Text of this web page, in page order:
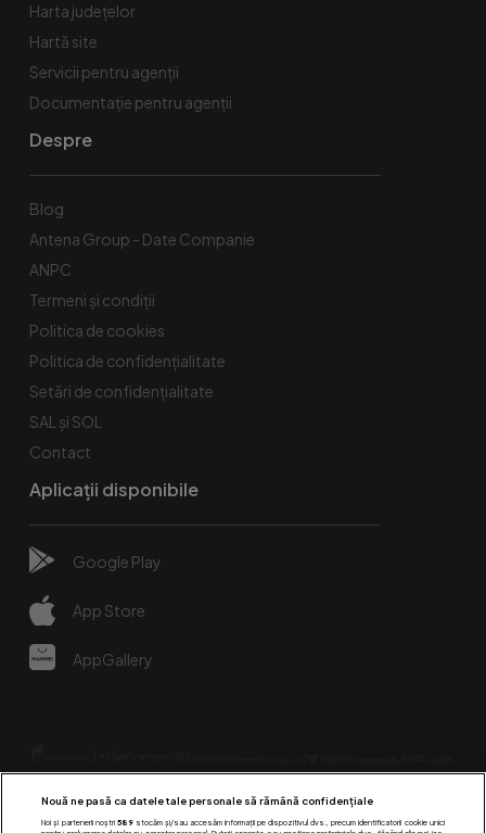
Harta județelor
Hartă site
Servicii pentru agenții
Documentație pentru agenții
Despre
Blog
Antena Group - Date Companie
ANPC
Termeni și condiții
Politica de cookies
Politica de confidențialitate
Setări de confidențialitate
SAL și SOL
Contact
Aplicații disponibile
Google Play
App Store
AppGallery
Nouă ne pasă ca datele tale personale să rămână confidențiale
Noi și partenerii noștri 589stocăm și/sau accesăm informații pe dispozitivul dvs., precum identificatorii cookie unici